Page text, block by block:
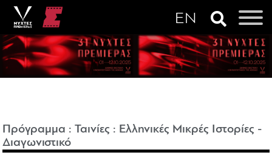
Πρόγραμμα :Ταινίες : Ελληνικές Μικρές Ιστορίες -
Διαγωνιστικό